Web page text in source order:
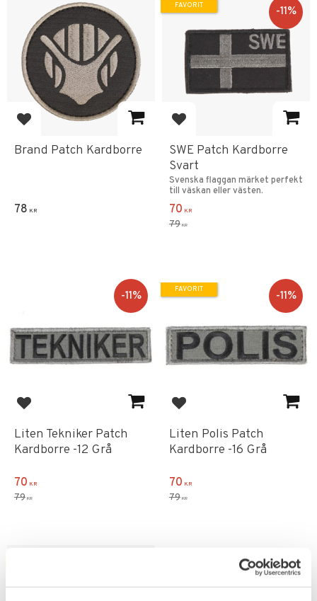
Lägg till i favoriter
Brand Patch Kardborre
78 KR
Lägg till i favoriter
SWE Patch Kardborre
Svart
Svenska flaggan märket perfekt
till väskan eller västen.
70 KR
79 KR
11%
FAVORIT
Lägg till i favoriter
Liten Tekniker Patch
Kardborre -12 Grå
70 KR
79 KR
11%
Lägg till i favoriter
Liten Polis Patch
Kardborre -16 Grå
70 KR
79 KR
11%
FAVORIT